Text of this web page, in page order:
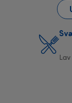
Lav